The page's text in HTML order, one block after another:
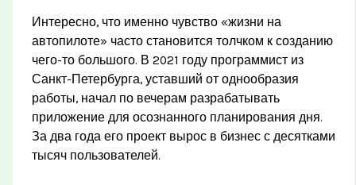
Интересно, что именно чувство «жизни на
автопилоте» часто становится толчком к созданию
чего-то большого. В 2021 году программист из
Санкт-Петербурга, уставший от однообразия
работы, начал по вечерам разрабатывать
приложение для осознанного планирования дня.
За два года его проект вырос в бизнес с десятками
тысяч пользователей.